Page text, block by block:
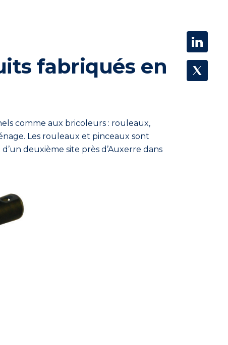
fabriqués en
comme aux bricoleurs : rouleaux,
Les rouleaux et pinceaux sont
deuxième site près d’Auxerre dans